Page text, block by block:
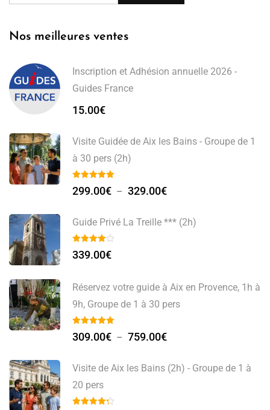
Nos meilleures ventes
Inscription et Adhésion annuelle 2026 -
Guides France
15.00€
Visite Guidée de Aix les Bains - Groupe de 1
à 30 pers (2h)
299.00€ – 329.00€
Guide Privé La Treille *** (2h)
339.00€
Réservez votre guide à Aix en Provence, 1h à
9h, Groupe de 1 à 30 pers
309.00€ – 759.00€
Visite de Aix les Bains (2h) - Groupe de 1 à
20 pers